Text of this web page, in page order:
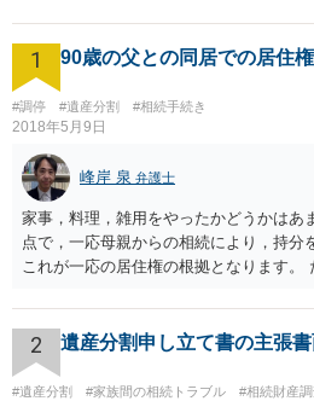
1 90歳の父との同居での居住
#調停 #遺産分割 #相続手続き
2018年5月9日
峰岸 泉 弁護士
家事，料理，雑用をやったかどうかはあ
点で，一応母親からの相続により，持分
これが一応の居住権の根拠となります。
2 遺産分割申し立て書の主張
#遺産分割 #家族間の相続トラブル #相続財産